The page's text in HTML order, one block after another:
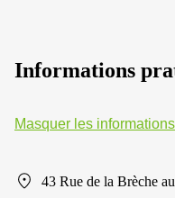
Informations
Masquer les informations
43 Rue de la Brèche